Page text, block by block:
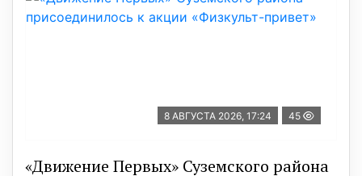
8 АВГУСТА 2026, 17:24 45
«Движение Первых» Суземского района